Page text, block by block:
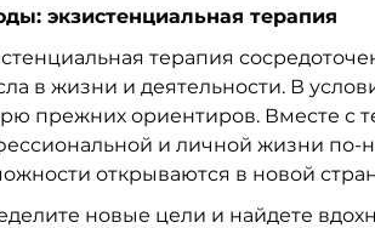
экзистенциальная терапия
терапия
в жизни и деятельности. В
прежних ориентиров. Вместе с
и личной жизни по-
открываются в новой
новые цели и найдете